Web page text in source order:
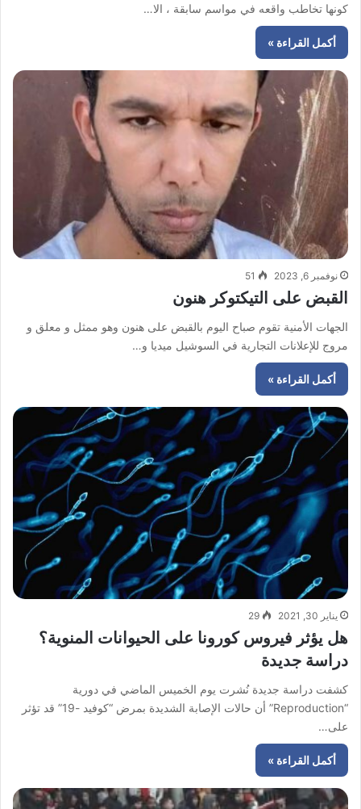
كونها تخاطب واقعه في مواسم سابقة ، الا…
أكمل القراءة »
نوفمبر 6, 2023 51
القبض على التيكتوكر هنون
الجهات الأمنية تقوم صباح اليوم بالقبض على هنون وهو ممثل و معلق و
مروج للإعلانات التجارية في السوشيل ميديا و…
أكمل القراءة »
يناير 30, 2021 29
هل يؤثر فيروس كورونا على الحيوانات المنوية؟
دراسة جديدة
كشفت دراسة جديدة نُشرت يوم الخميس الماضي في دورية
“Reproduction” أن حالات الإصابة الشديدة بمرض “كوفيد -19” قد تؤثر
على…
أكمل القراءة »